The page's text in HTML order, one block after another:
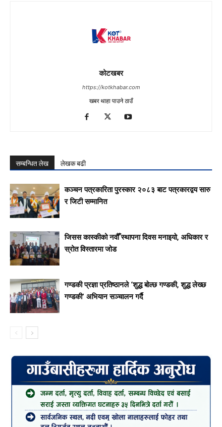
कोटखबर
https://kotkhabar.com
खबर थाहा पाउने ठाउँ
सम्बन्धित लेख लेखक बढी
कञ्चन पत्रकारिता पुरस्कार २०८३ बाट पत्रकारद्वय सारु
र जिटी सम्मानित
जिसस कास्कीको नवौँ स्थापना दिवस मनाइयो, अधिकार र
स्रोत विस्तारमा जोड
गण्डकी प्रज्ञा प्रतिष्ठानले ‘शुद्ध बोल्छ गण्डकी, शुद्ध लेख्छ
गण्डकी’ अभियान सञ्चालन गर्दै